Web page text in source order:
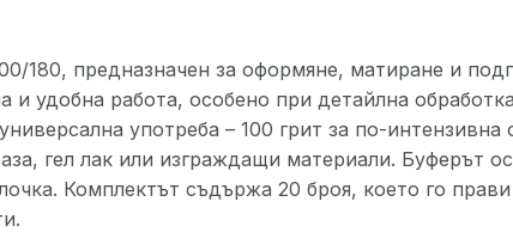
180, предназначен за оформяне, матиране и
удобна работа, особено при детайлна
употреба – 100 грит за по-
гел лак или изграждащи материали. Буферът
Комплектът съдържа 20 броя, което го